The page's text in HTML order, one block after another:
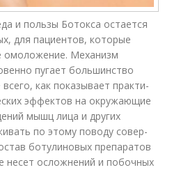
и пользы Бо­ток­са остается
для пациентов, которые
омоложе­ние. Механизм
пугает большинство
как пока­зы­ва­ет прак­ти­
эф­фек­тов на окружающие
мышц лица и других
по этому поводу со­­вер­­
ботули­но­вых препаратов
несет осложнений и побочных